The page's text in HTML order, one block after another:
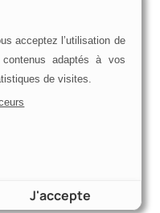
boîte de vitesse |
acceptez l’utilisation de
adaptés à vos
de visites.
J'accepte